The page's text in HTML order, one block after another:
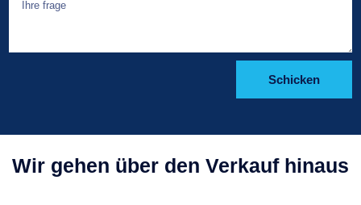
Schicken
Wir gehen über den Verkauf hinaus